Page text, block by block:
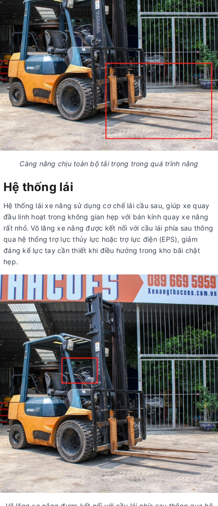
Càng nâng chịu toàn bộ tải trọng trong quá trình nâng
Hệ thống lái
Hệ thống lái xe nâng sử dụng cơ chế lái cầu sau, giúp xe quay
đầu linh hoạt trong không gian hẹp với bán kính quay xe nâng
rất nhỏ. Vô lăng xe nâng được kết nối với cầu lái phía sau thông
qua hệ thống trợ lực thủy lực hoặc trợ lực điện (EPS), giảm
đáng kể lực tay cần thiết khi điều hướng trong kho bãi chật
hẹp.